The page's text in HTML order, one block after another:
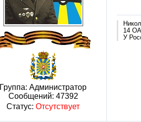
Группа: Администратор
Сообщений: 47392
Статус: Отсутствует
14
У